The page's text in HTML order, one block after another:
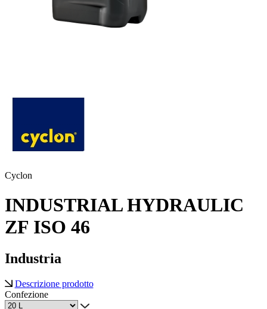
Cyclon
INDUSTRIAL HYDRAULIC
ZF ISO 46
Industria
Descrizione prodotto
Confezione